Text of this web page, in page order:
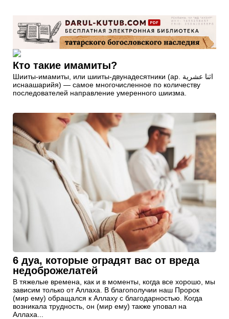
Кто такие имамиты?
Шииты-имамиты, или шииты-двунадесятники (ар. اثنا عشرية
иснаашарийя) — самое многочисленное по количеству
последователей направление умеренного шиизма.
6 дуа, которые оградят вас от вреда
недоброжелатей
В тяжелые времена, как и в моменты, когда все хорошо, мы
зависим только от Аллаха. В благополучии наш Пророк
(мир ему) обращался к Аллаху с благодарностью. Когда
возникала трудность, он (мир ему) также уповал на
Аллаха...